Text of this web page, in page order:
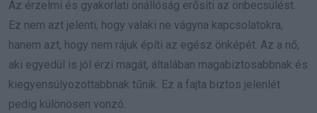
Az érzelmi és gyakorlati önállóság erősíti az önbecsülést.
Ez nem azt jelenti, hogy valaki ne vágyna kapcsolatokra,
hanem azt, hogy nem rájuk építi az egész önképét. Az a nő,
aki egyedül is jól érzi magát, általában magabiztosabbnak és
kiegyensúlyozottabbnak tűnik. Ez a fajta biztos jelenlét
pedig különösen vonzó.